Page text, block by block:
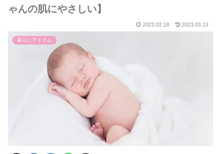
ゃんの肌にやさしい】
2023.02.18 2023.03.13
暮らしアイテム